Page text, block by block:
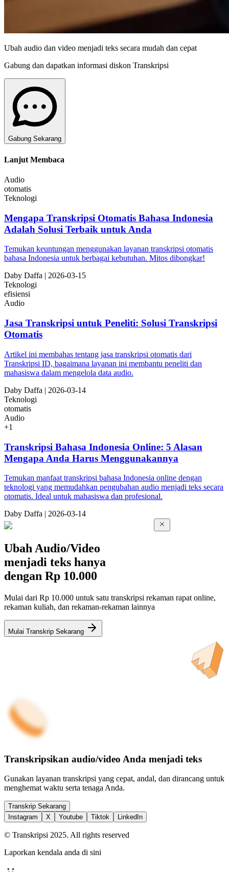
Ubah audio dan video menjadi teks secara mudah dan cepat
Gabung dan dapatkan informasi diskon Transkripsi
Gabung Sekarang
Lanjut Membaca
Audio
otomatis
Teknologi
Mengapa Transkripsi Otomatis Bahasa Indonesia
Adalah Solusi Terbaik untuk Anda
Temukan keuntungan menggunakan layanan transkripsi otomatis
bahasa Indonesia untuk berbagai kebutuhan. Mitos dibongkar!
Daby Daffa | 2026-03-15
Teknologi
efisiensi
Audio
Jasa Transkripsi untuk Peneliti: Solusi Transkripsi
Otomatis
Artikel ini membahas tentang jasa transkripsi otomatis dari
Transkripsi ID, bagaimana layanan ini membantu peneliti dan
mahasiswa dalam mengelola data audio.
Daby Daffa | 2026-03-14
Teknologi
otomatis
Audio
+1
Transkripsi Bahasa Indonesia Online: 5 Alasan
Mengapa Anda Harus Menggunakannya
Temukan manfaat transkripsi bahasa Indonesia online dengan
teknologi yang memudahkan pengubahan audio menjadi teks secara
otomatis. Ideal untuk mahasiswa dan profesional.
Daby Daffa | 2026-03-14
Ubah Audio/Video
menjadi teks hanya
dengan Rp 10.000
Mulai dari Rp 10.000 untuk satu transkripsi rekaman rapat online,
rekaman kuliah, dan rekaman-rekaman lainnya
Mulai Transkrip Sekarang
Transkripsikan audio/video Anda menjadi teks
Gunakan layanan transkripsi yang cepat, andal, dan dirancang untuk
menghemat waktu serta tenaga Anda.
Transkrip Sekarang
Instagram
X Youtube Tiktok LinkedIn
© Transkripsi 2025. All rights reserved
Laporkan kendala anda di sini